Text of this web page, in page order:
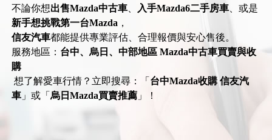
不論你想出售Mazda中古車、 入手Mazda6二手房車、或是
新手想挑戰第一台Mazda ，
信友汽車都能提供專業評估、合理報價與安心售後。
服務地區： 台中、烏日、中部地區 Mazda中古車買賣與收
購
想了解愛車行情？立即搜尋：「 台中Mazda收購 信友汽
車」或「 烏日Mazda買賣推薦」！